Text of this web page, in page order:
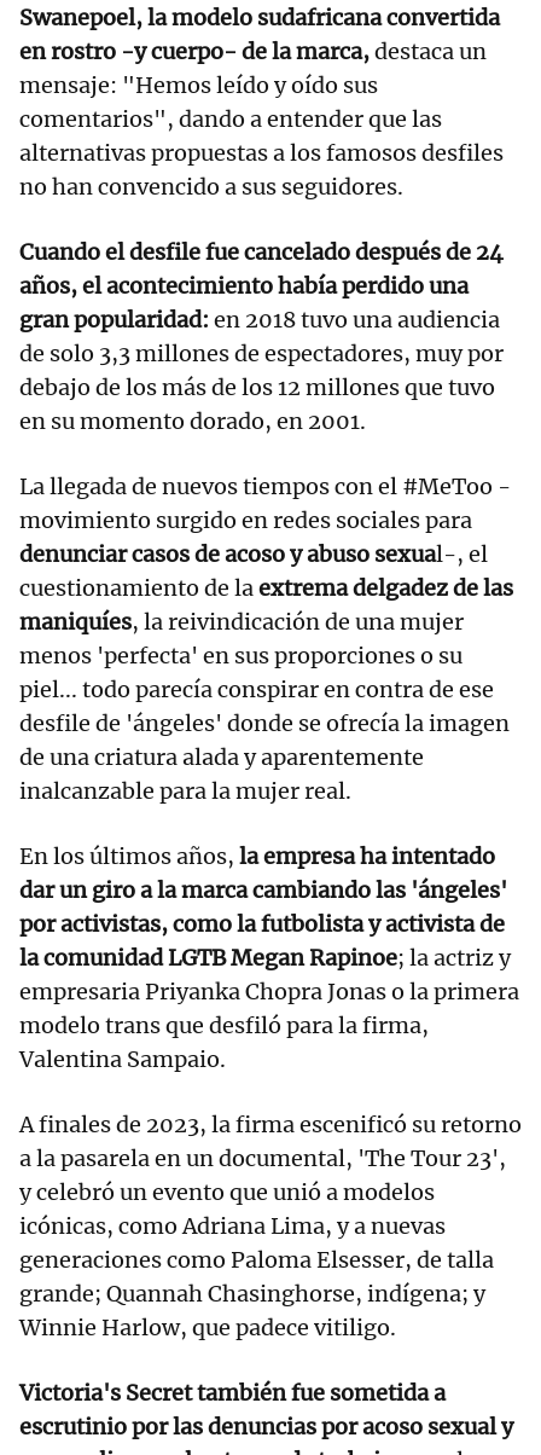
Swanepoel, la modelo sudafricana convertida
en rostro -y cuerpo- de la marca,destaca un
mensaje: "Hemos leído y oído sus
comentarios", dando a entender que las
alternativas propuestas a los famosos desfiles
no han convencido a sus seguidores.
Cuando el desfile fue cancelado después de 24
años, el acontecimiento había perdido una
gran popularidad: en 2018 tuvo una audiencia
de solo 3,3 millones de espectadores, muy por
debajo de los más de los 12 millones que tuvo
en su momento dorado, en 2001.
La llegada de nuevos tiempos con el #MeToo -
movimiento surgido en redes sociales para
denunciar casos de acoso y abuso sexual-, el
cuestionamiento de laextrema delgadez de las
maniquíes, la reivindicación de una mujer
menos 'perfecta' en sus proporciones o su
piel... todo parecía conspirar en contra de ese
desfile de 'ángeles' donde se ofrecía la imagen
de una criatura alada y aparentemente
inalcanzable para la mujer real.
En los últimos años, la empresa ha intentado
dar un giro a la marca cambiando las 'ángeles'
por activistas, como la futbolista y activista de
la comunidad LGTB Megan Rapinoe; la actriz y
empresaria Priyanka Chopra Jonas o la primera
modelo trans que desfiló para la firma,
Valentina Sampaio.
A finales de 2023, la firma escenificó su retorno
a la pasarela en un documental, 'The Tour 23',
y celebró un evento que unió a modelos
icónicas, como Adriana Lima, y a nuevas
generaciones como Paloma Elsesser, de talla
grande; Quannah Chasinghorse, indígena; y
Winnie Harlow, que padece vitiligo.
Victoria's Secret también fue sometida a
escrutinio por las denuncias por acoso sexual y